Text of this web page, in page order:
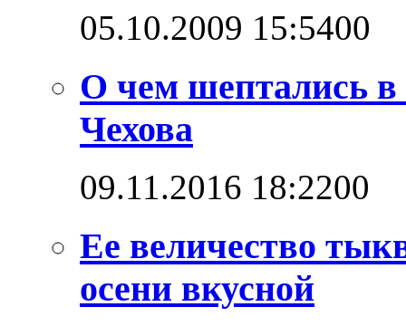
05.10.2009 15:5400
О чем шептались
Чехова
09.11.2016 18:2200
Ее величество
осени вкусной